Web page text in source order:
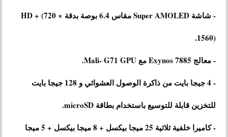
- شاشة Super AMOLED مقاس 6.4 بوصة بدقة HD + (720 ×
1560).
- معالج Exynos 7885 مع Mali- G71 GPU.
- 4 جيجا بايت من ذاكرة الوصول العشوائي و 128 جيجا بايت
للتخزين قابلة للتوسيع باستخدام بطاقة microSD.
- كاميرا خلفية ثلاثية 25 ميجا بيكسل + 8 ميجا بيكسل + 5 ميجا